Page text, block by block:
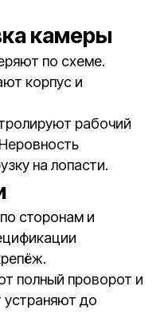
камеры
по схеме.
корпус и
рабочий
на лопасти.
сторонам и
полный проворот и
устраняют до